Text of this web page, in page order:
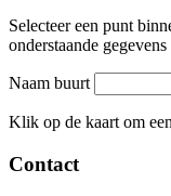
Selecteer een punt
onderstaande
Naam buurt
+
−
Klik op de kaart om
Contact